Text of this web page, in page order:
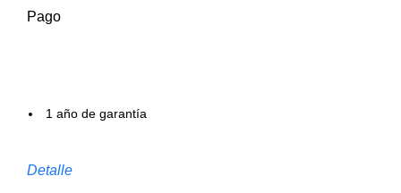
Pago
1 año de garantía
Detalle